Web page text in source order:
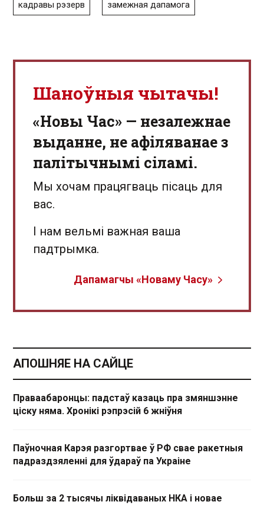
кадравы рэзерв замежная дапамога
Шаноўныя чытачы!
«Новы Час» — незалежнае
выданне, не афіляванае з
палітычнымі сіламі.
Мы хочам працягваць пісаць для
вас.
І нам вельмі важная ваша
падтрымка.
Дапамагчы «Новаму Часу»
АПОШНЯЕ НА САЙЦЕ
Праваабаронцы: падстаў казаць пра змяншэнне
ціску няма. Хронікі рэпрэсій 6 жніўня
Паўночная Карэя разгортвае ў РФ свае ракетныя
падраздзяленні для ўдараў па Украіне
Больш за 2 тысячы ліквідаваных НКА і новае